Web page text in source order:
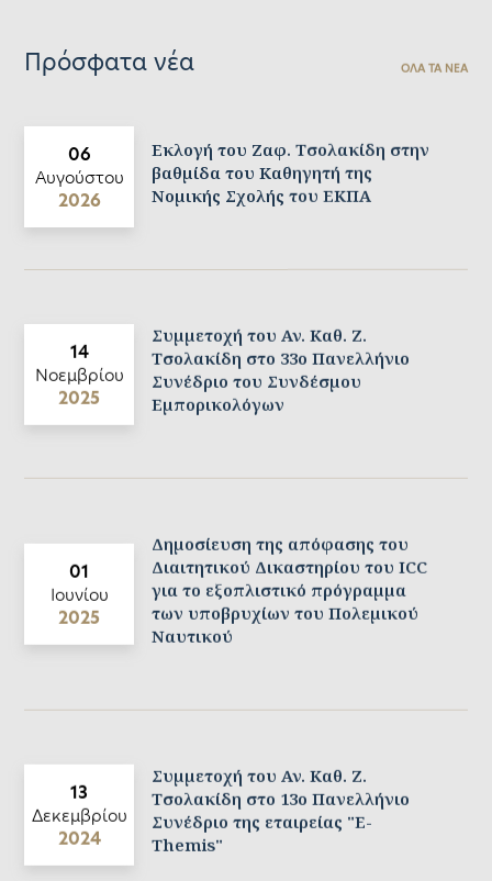
Πρόσφατα νέα ΟΛΑ ΤΑ ΝΕΑ
06
Αυγούστου
2026
Εκλογή του Ζαφ. Τσολακίδη στην
βαθμίδα του Καθηγητή της
Νομικής Σχολής του ΕΚΠΑ
14
Νοεμβρίου
2025
Συμμετοχή του Αν. Καθ. Ζ.
Τσολακίδη στο 33ο Πανελλήνιο
Συνέδριο του Συνδέσμου
Εμπορικολόγων
01
Ιουνίου
2025
Δημοσίευση της απόφασης του
Διαιτητικού Δικαστηρίου του ICC
για το εξοπλιστικό πρόγραμμα
των υποβρυχίων του Πολεμικού
Ναυτικού
13
Δεκεμβρίου
2024
Συμμετοχή του Αν. Καθ. Ζ.
Τσολακίδη στο 13ο Πανελλήνιο
Συνέδριο της εταιρείας "E-
Themis"